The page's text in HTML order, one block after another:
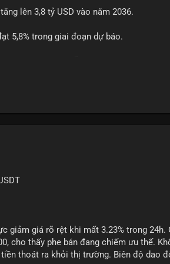
#1point49trieuusd
lên 3,8 tỷ USD vào năm 2036.
5,8% trong giai đoạn dự báo.
giảm giá rõ rệt khi mất 3.23% trong 24h.
cho thấy phe bán đang chiếm ưu thế.
thoát ra khỏi thị trường. Biên độ dao